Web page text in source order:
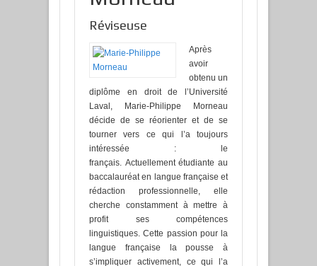
Réviseuse
Après
avoir
obtenu un
diplôme en droit de l’Université
Laval, Marie-Philippe Morneau
décide de se réorienter et de se
tourner vers ce qui l’a toujours
intéressée : le
français. Actuellement étudiante au
baccalauréat en langue française et
rédaction professionnelle, elle
cherche constamment à mettre à
profit ses compétences
linguistiques. Cette passion pour la
langue française la pousse à
s’impliquer activement, ce qui l’a